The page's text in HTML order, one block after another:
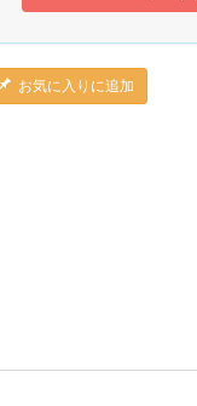
お気に入りに追加